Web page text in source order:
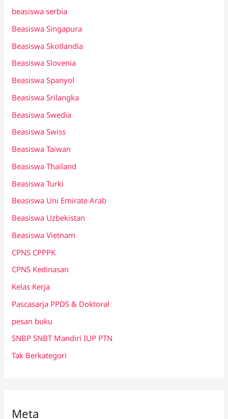
beasiswa serbia
Beasiswa Singapura
Beasiswa Skotlandia
Beasiswa Slovenia
Beasiswa Spanyol
Beasiswa Srilangka
Beasiswa Swedia
Beasiswa Swiss
Beasiswa Taiwan
Beasiswa Thailand
Beasiswa Turki
Beasiswa Uni Emirate Arab
Beasiswa Uzbekistan
Beasiswa Vietnam
CPNS CPPPK
CPNS Kedinasan
Kelas Kerja
Pascasarja PPDS & Doktoral
pesan buku
SNBP SNBT Mandiri IUP PTN
Tak Berkategori
Meta